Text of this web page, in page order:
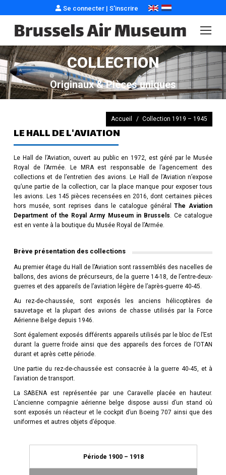
Se connecter| S'inscrire
COLLECTION
Originaux & Pièces uniques
Vous êtes ici :
Accueil Collection 1919 – 1945
LE HALL DE L'AVIATION
Le Hall de l’Aviation, ouvert au public en 1972, est géré par le Musée
Royal de l’Armée. Le MRA est responsable de l’agencement des
collections et de l’entretien des avions. Le Hall de l’Aviation n’expose
qu’une partie de la collection, car la place manque pour exposer tous
les avions. Les 145 pièces recensées en 2016, dont certaines pièces
hors musée, sont reprises dans le catalogue généralThe Aviation
Department of the Royal Army Museum in Brussels. Ce catalogue
est en vente à la boutique du Musée Royal de l’Armée.
Brève présentation des collections
Au premier étage du Hall de l’Aviation sont rassemblés des nacelles de
ballons, des avions de précurseurs, de la guerre 14-18, de l’entre-deux-
guerres et des appareils de l’aviation légère de l’après-guerre 40-45.
Au rez-de-chaussée, sont exposés les anciens hélicoptères de
sauvetage et la plupart des avions de chasse utilisés par la Force
Aérienne Belge depuis 1946.
Sont également exposés différents appareils utilisés par le bloc de l’Est
durant la guerre froide ainsi que des appareils des forces de l’OTAN
durant et après cette période.
Une partie du rez-de-chaussée est consacrée à la guerre 40-45, et à
l’aviation de transport.
La SABENA est représentée par une Caravelle placée en hauteur.
L’ancienne compagnie aérienne belge dispose aussi d’un stand où
sont exposés un réacteur et le cockpit d’un Boeing 707 ainsi que des
uniformes et autres objets d’époque.
Période 1900 – 1918